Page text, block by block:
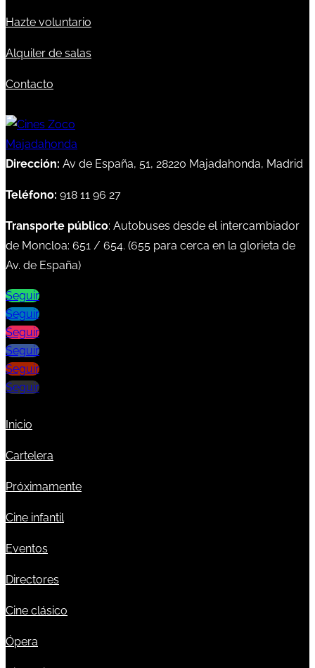
Hazte voluntario
Alquiler de salas
Contacto
Dirección: Av de España, 51, 28220 Majadahonda, Madrid
Teléfono: 918 11 96 27
Transporte público: Autobuses desde el intercambiador
de Moncloa: 651 / 654. (655 para cerca en la glorieta de
Av. de España)
Seguir
Seguir
Seguir
Seguir
Seguir
Seguir
Inicio
Cartelera
Próximamente
Cine infantil
Eventos
Directores
Cine clásico
Ópera